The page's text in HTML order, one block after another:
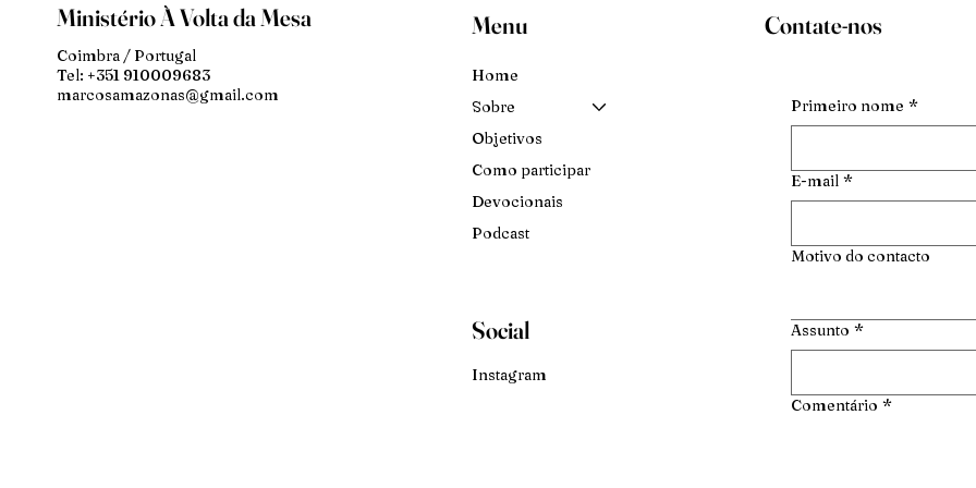
Ministério À Volta da Mesa
Coimbra / Portugal
Tel: +351 910009683
marcosamazonas@gmail.com
Menu
Home
Sobre
Objetivos
Como participar
Devocionais
Podcast
Social
Instagram
Contate-nos
Primeiro nome *
E-mail *
Motivo do contacto
Assunto *
Comentário *